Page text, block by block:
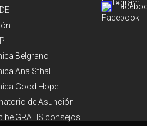
Belgrano
Ana Sthal
Good Hope
de Asunción
GRATIS consejos